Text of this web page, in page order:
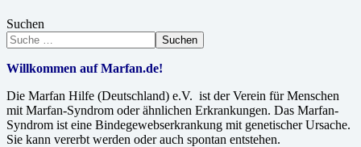
Suchen
Suchen
Willkommen auf Marfan.de!
Die Marfan Hilfe (Deutschland) e.V. ist der Verein für Menschen
mit Marfan-Syndrom oder ähnlichen Erkrankungen. Das Marfan-
Syndrom ist eine Bindegewebserkrankung mit genetischer Ursache.
Sie kann vererbt werden oder auch spontan entstehen.